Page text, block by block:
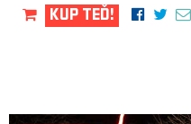
KUP TEĎ!